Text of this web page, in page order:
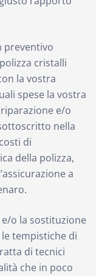
preventivo
cristalli
la vostra
spese la vostra
e/o
nella
di
della polizza,
a
o la sostituzione
tempistiche di
di tecnici
che in poco